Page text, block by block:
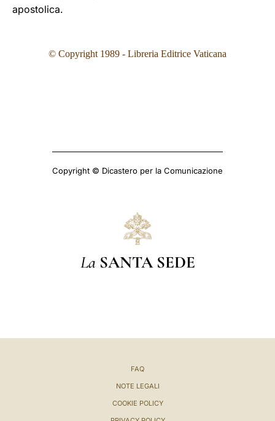
apostolica.
© Copyright 1989 - Libreria Editrice Vaticana
Copyright © Dicastero per la Comunicazione
La SANTA SEDE
FAQ
NOTE LEGALI
COOKIE POLICY